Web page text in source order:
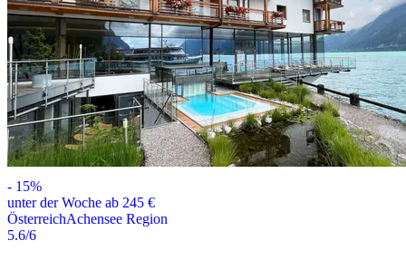
- 15%
unter der Woche ab 245 €
ÖsterreichAchensee Region
5.6/6